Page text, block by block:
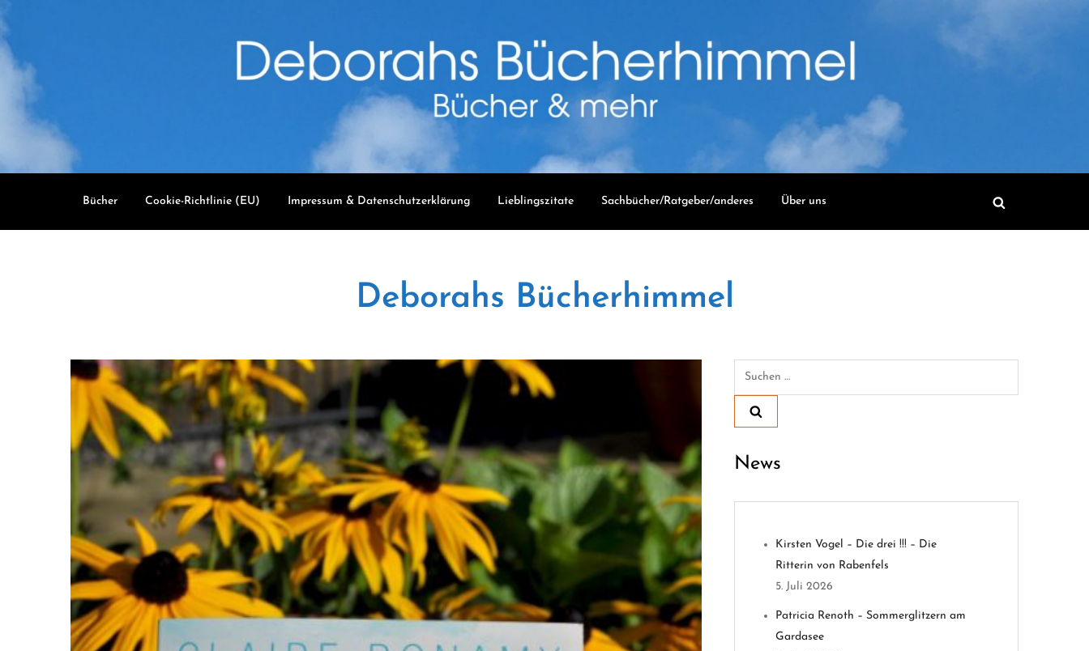
content
Bücher Cookie-Richtlinie (EU) Impressum & Datenschutzerklärung Lieblingszitate Sachbücher/Ratgeber/anderes Über uns
Deborahs Bücherhimmel
Suchen
News
Kirsten Vogel – Die drei !!! – Die
Ritterin von Rabenfels
5. Juli 2026
Patricia Renoth – Sommerglitzern am
Gardasee